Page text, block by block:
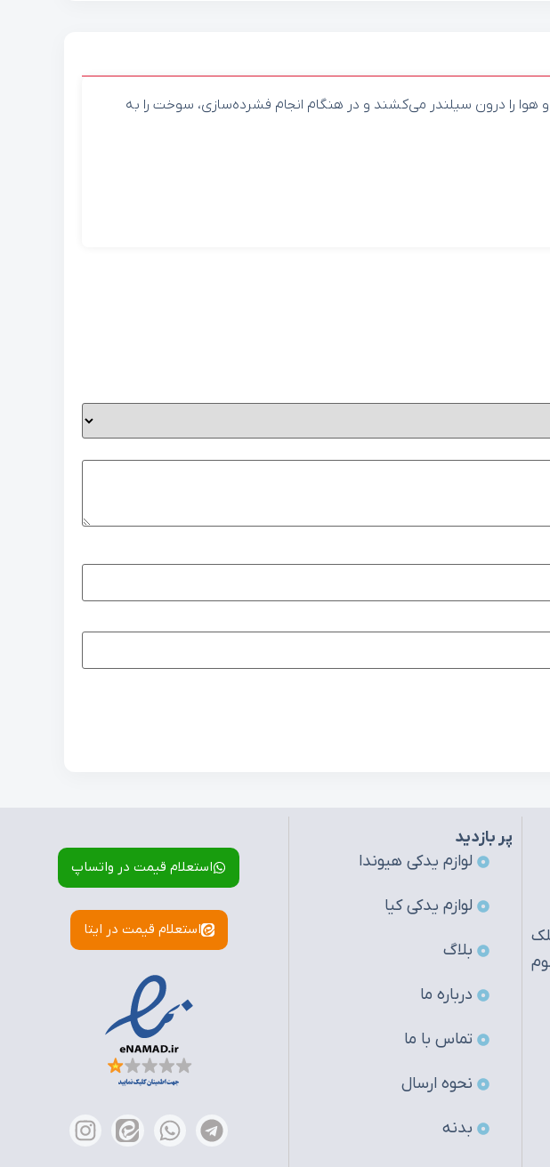
را درون سیلندر می‌کشند و در هنگام انجام فشرده‌سازی، سوخت را به
سوم
پر بازدید
لوازم یدکی هیوندا
لوازم یدکی کیا
بلاگ
درباره ما
تماس با ما
نحوه ارسال
بدنه
استعلام قیمت در واتساپ
استعلام قیمت در ایتا